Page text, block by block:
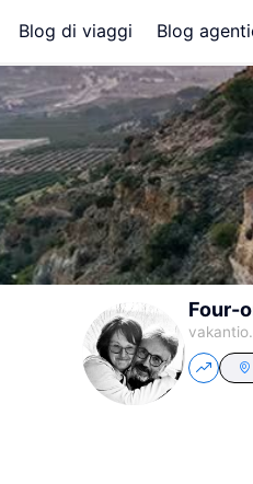
Blog di viaggi Blog
Four-